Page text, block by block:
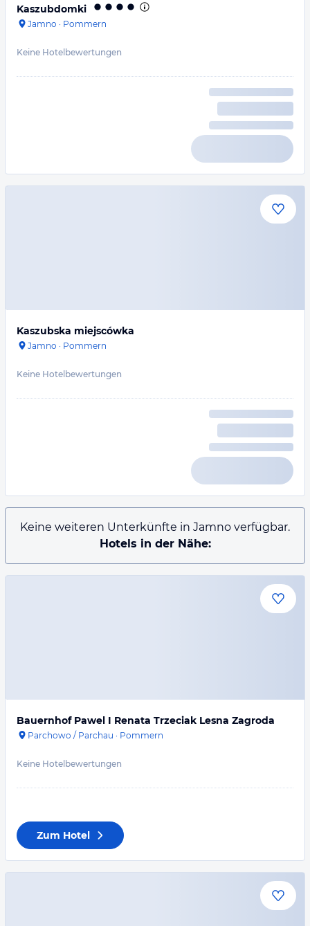
Kaszubdomki
Jamno · Pommern
Keine Hotelbewertungen
Kaszubska miejscówka
Jamno · Pommern
Keine Hotelbewertungen
Keine weiteren Unterkünfte in Jamno verfügbar.
Hotels in der Nähe:
Bauernhof Pawel I Renata Trzeciak Lesna Zagroda
Parchowo / Parchau · Pommern
Keine Hotelbewertungen
Zum Hotel